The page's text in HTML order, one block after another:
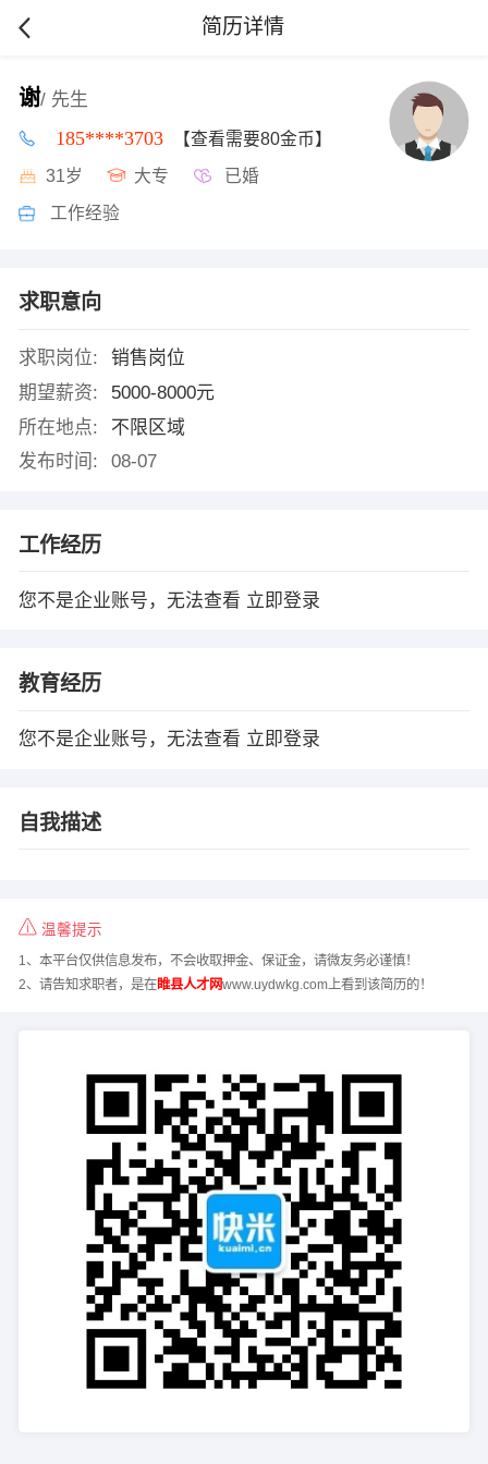
简历详情
谢/ 先生
185****3703 【查看需要80金币】
31岁 大专 已婚
工作经验
求职意向
求职岗位:
销售岗位
期望薪资:
5000-8000元
所在地点:
不限区域
发布时间:
08-07
工作经历
您不是企业账号，无法查看 立即登录
教育经历
您不是企业账号，无法查看 立即登录
自我描述
温馨提示
1、本平台仅供信息发布，不会收取押金、保证金，请微友务必谨慎！
2、请告知求职者，是在睢县人才网www.uydwkg.com上看到该简历的！